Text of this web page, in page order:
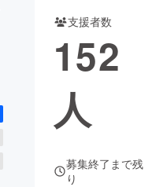
支援者数
152
人
募集終了まで残
り